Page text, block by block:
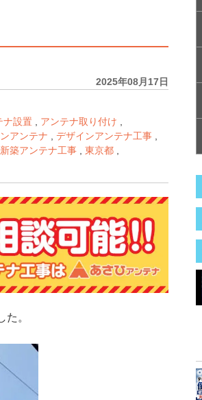
2025年08月17日
ナ設置 アンテナ取り付け
アンテナ デザインアンテナ工事
新築アンテナ工事 東京都
た。